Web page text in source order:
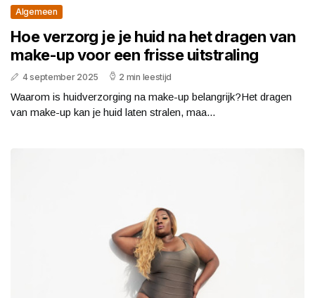
Algemeen
Hoe verzorg je je huid na het dragen van
make-up voor een frisse uitstraling
4 september 2025 2 min leestijd
Waarom is huidverzorging na make-up belangrijk?Het dragen
van make-up kan je huid laten stralen, maa...